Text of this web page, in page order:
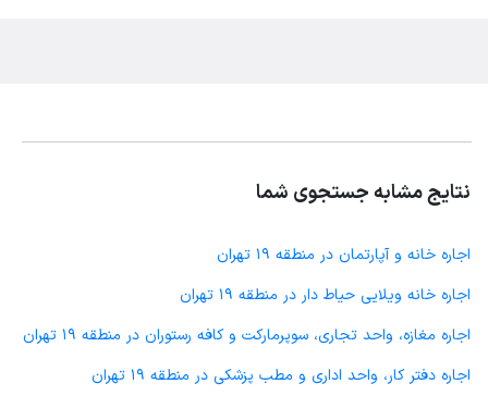
نتایج مشابه جستجوی شما
اجاره خانه و آپارتمان در منطقه 19 تهران
اجاره خانه ویلایی حیاط دار در منطقه 19 تهران
اجاره مغازه، واحد تجاری، سوپرمارکت و کافه رستوران در منطقه 19 تهران
اجاره دفتر کار، واحد اداری و مطب پزشکی در منطقه 19 تهران